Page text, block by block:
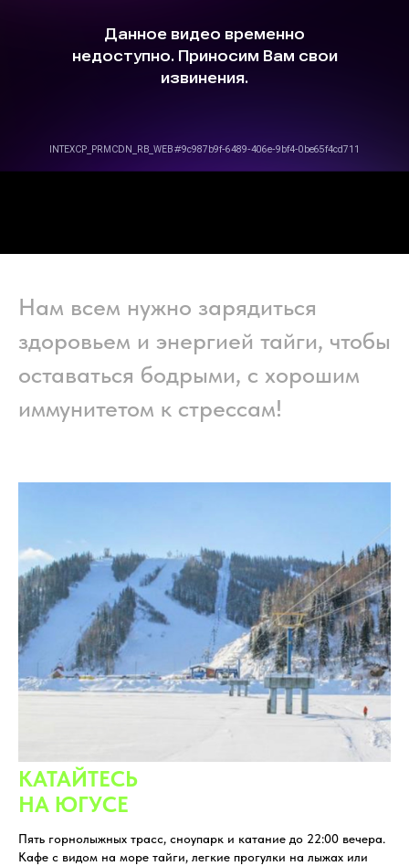
Нам всем нужно зарядиться
здоровьем и энергией тайги, чтобы
оставаться бодрыми, с хорошим
иммунитетом к стрессам!
КАТАЙТЕСЬ
НА ЮГУСЕ
Пять горнолыжных трасс, сноупарк и катание до 22:00 вечера.
Кафе с видом на море тайги, легкие прогулки на лыжах или